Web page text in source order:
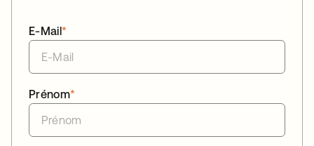
*
E-Mail
*
Prénom